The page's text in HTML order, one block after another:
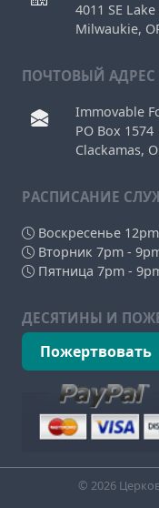
4011 SE Lake
Milwaukie,
ПОЧТОВЫЙ АДРЕС
Immovable
PO Box 1574
Clackamas,
РAСПИСАНИЕ
Воскресенье
Вторник 7pm -
Пятница 7pm -
ДЕСЯТИНЫ И
Пожертвовать
© 2026